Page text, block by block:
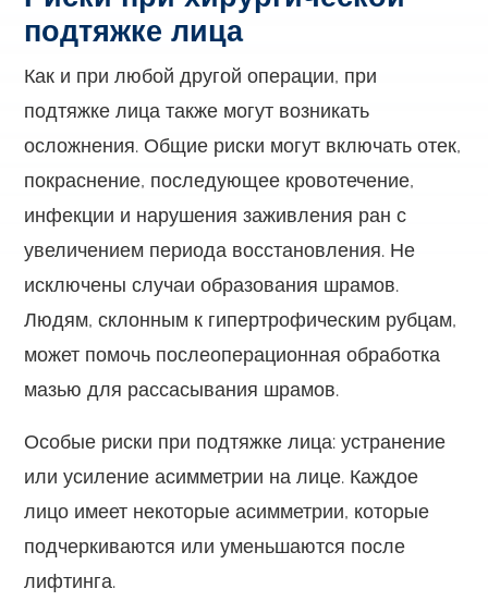
подтяжке лица
Как и при любой другой операции, при
подтяжке лица также могут возникать
осложнения. Общие риски могут включать отек,
покраснение, последующее кровотечение,
инфекции и нарушения заживления ран с
увеличением периода восстановления. Не
исключены случаи образования шрамов.
Людям, склонным к гипертрофическим рубцам,
может помочь послеоперационная обработка
мазью для рассасывания шрамов.
Особые риски при подтяжке лица: устранение
или усиление асимметрии на лице. Каждое
лицо имеет некоторые асимметрии, которые
подчеркиваются или уменьшаются после
лифтинга.